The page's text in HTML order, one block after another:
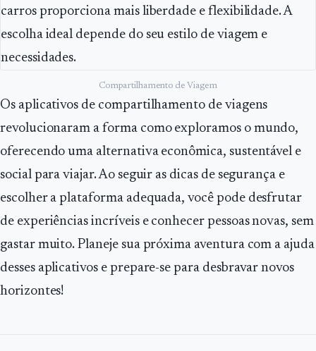
Compartilhamento de Viagem
Os aplicativos de compartilhamento de viagens
revolucionaram a forma como exploramos o mundo,
oferecendo uma alternativa econômica, sustentável e
social para viajar. Ao seguir as dicas de segurança e
escolher a plataforma adequada, você pode desfrutar
de experiências incríveis e conhecer pessoas novas, sem
gastar muito. Planeje sua próxima aventura com a ajuda
desses aplicativos e prepare-se para desbravar novos
horizontes!